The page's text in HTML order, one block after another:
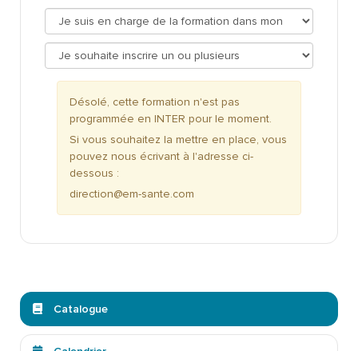
Désolé, cette formation n'est pas
programmée en INTER pour le moment.
Si vous souhaitez la mettre en place, vous
pouvez nous écrivant à l'adresse ci-
dessous :
direction@em-sante.com
Catalogue